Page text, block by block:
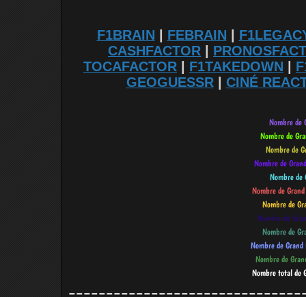
F1BRAIN FEBRAIN
CASHFACTOR
TOCAFACTOR
F1TAKEDOWN
GEOGUESSR| CINÉ